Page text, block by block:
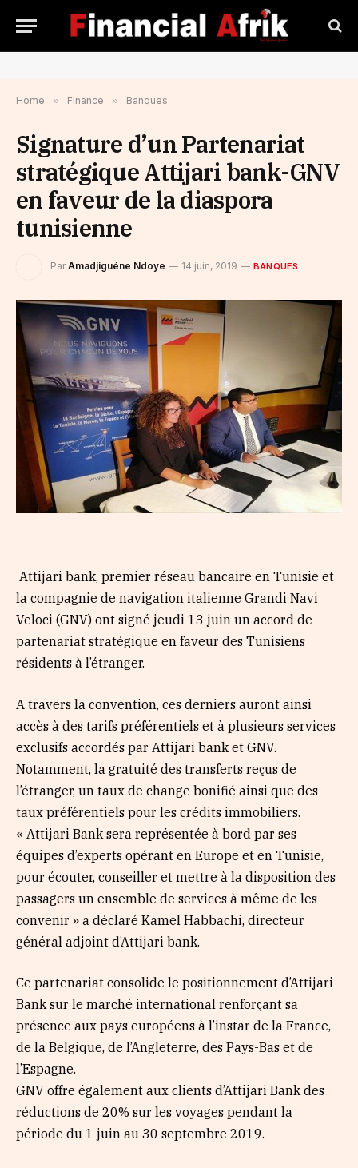
Home » Finance » Banques
Signature d’un Partenariat
stratégique Attijari bank-GNV
en faveur de la diaspora
tunisienne
Par Amadjiguéne Ndoye 14 juin, 2019 BANQUES
Attijari bank, premier réseau bancaire en Tunisie et
la compagnie de navigation italienne Grandi Navi
Veloci (GNV) ont signé jeudi 13 juin un accord de
partenariat stratégique en faveur des Tunisiens
résidents à l’étranger.
A travers la convention, ces derniers auront ainsi
accès à des tarifs préférentiels et à plusieurs services
exclusifs accordés par Attijari bank et GNV.
Notamment, la gratuité des transferts reçus de
l’étranger, un taux de change bonifié ainsi que des
taux préférentiels pour les crédits immobiliers.
« Attijari Bank sera représentée à bord par ses
équipes d’experts opérant en Europe et en Tunisie,
pour écouter, conseiller et mettre à la disposition des
passagers un ensemble de services à même de les
convenir » a déclaré Kamel Habbachi, directeur
général adjoint d’Attijari bank.
Ce partenariat consolide le positionnement d’Attijari
Bank sur le marché international renforçant sa
présence aux pays européens à l’instar de la France,
de la Belgique, de l’Angleterre, des Pays-Bas et de
l’Espagne.
GNV offre également aux clients d’Attijari Bank des
réductions de 20% sur les voyages pendant la
période du 1 juin au 30 septembre 2019.